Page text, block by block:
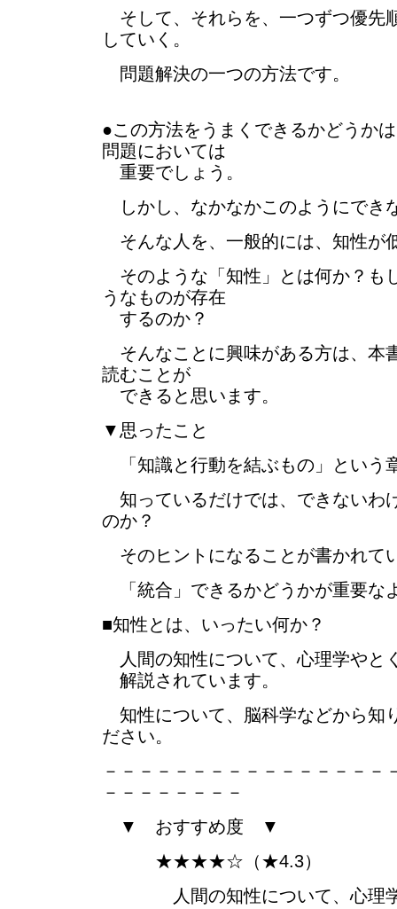
そして、それらを、一つずつ優先
していく。
問題解決の一つの方法です。
●この方法をうまくできるかどうか
問題においては
重要でしょう。
しかし、なかなかこのようにでき
そんな人を、一般的には、知性が
そのような「知性」とは何か？も
うなものが存在
するのか？
そんなことに興味がある方は、本
読むことが
できると思います。
▼思ったこと
「知識と行動を結ぶもの」という
知っているだけでは、できないわ
のか？
そのヒントになることが書かれて
「統合」できるかどうかが重要な
■知性とは、いったい何か？
人間の知性について、心理学やと
解説されています。
知性について、脳科学などから知
ださい。
－－－－－－－－－－－－－－－－
－－－－－－－－
▼ おすすめ度 ▼
★★★★☆（★4.3）
人間の知性について、心理学